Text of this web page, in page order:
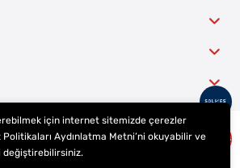
ve Lastik - Yunus ULAŞ
için internet sitemizde çerezler
Politikaları Aydınlatma Metni’ni okuyabilir ve